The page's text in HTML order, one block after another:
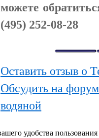
можете
(495) 252-08-28
Оставить отзыв о
Обсудить на
водяной
удобства